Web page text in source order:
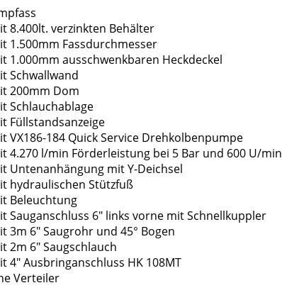
8.400lt. verzinkten Behälter
1.500mm Fassdurchmesser
1.000mm ausschwenkbaren Heckdeckel
Schwallwand
200mm Dom
Schlauchablage
Füllstandsanzeige
VX186-184 Quick Service Drehkolbenpumpe
4.270 l/min Förderleistung bei 5 Bar und 600 U/min
Untenanhängung mit Y-Deichsel
hydraulischen Stützfuß
Beleuchtung
Sauganschluss 6" links vorne mit Schnellkuppler
3m 6" Saugrohr und 45° Bogen
2m 6" Saugschlauch
4" Ausbringanschluss HK 108MT
Verteiler